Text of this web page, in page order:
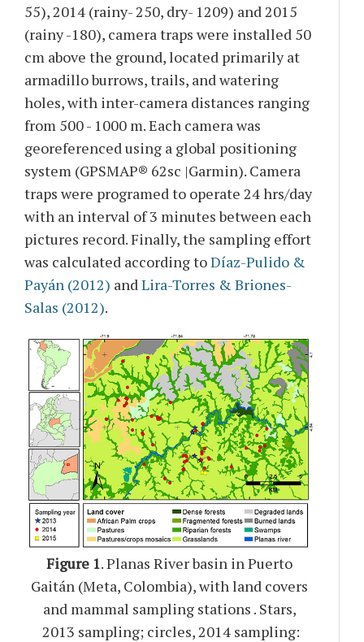
55), 2014 (rainy- 250, dry- 1209) and 2015
(rainy -180), camera traps were installed 50
cm above the ground, located primarily at
armadillo burrows, trails, and watering
holes, with inter-camera distances ranging
from 500 - 1000 m. Each camera was
georeferenced using a global positioning
system (GPSMAP® 62sc |Garmin). Camera
traps were programed to operate 24 hrs/day
with an interval of 3 minutes between each
pictures record. Finally, the sampling effort
was calculated according toDíaz-Pulido &
Payán (2012) andLira-Torres & Briones-
Salas (2012).
Figure 1. Planas River basin in Puerto
Gaitán (Meta, Colombia), with land covers
and mammal sampling stations . Stars,
2013 sampling; circles, 2014 sampling: